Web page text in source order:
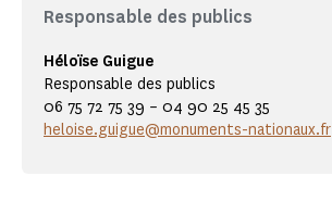
Responsable des publics
Héloïse Guigue
Responsable des publics
06 75 72 75 39 – 04 90 25 45 35
heloise.guigue@monuments-nationaux.fr